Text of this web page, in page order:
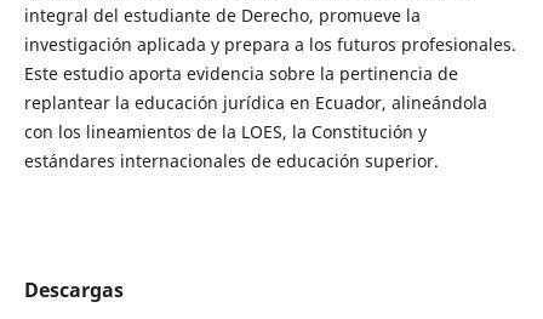
integral del estudiante de Derecho, promueve la
investigación aplicada y prepara a los futuros profesionales.
Este estudio aporta evidencia sobre la pertinencia de
replantear la educación jurídica en Ecuador, alineándola
con los lineamientos de la LOES, la Constitución y
estándares internacionales de educación superior.
Descargas